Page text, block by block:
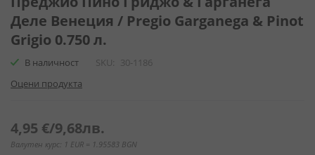
началото
на
галерия
снимки
Деле Венеция / Pregio Garganega & Pinot
Grigio 0.750 л.
В наличност SKU
30-1186
Оцени продукта
4,95 €/9,68лв.
Валутен курс: 1 EUR = 1.95583 BGN